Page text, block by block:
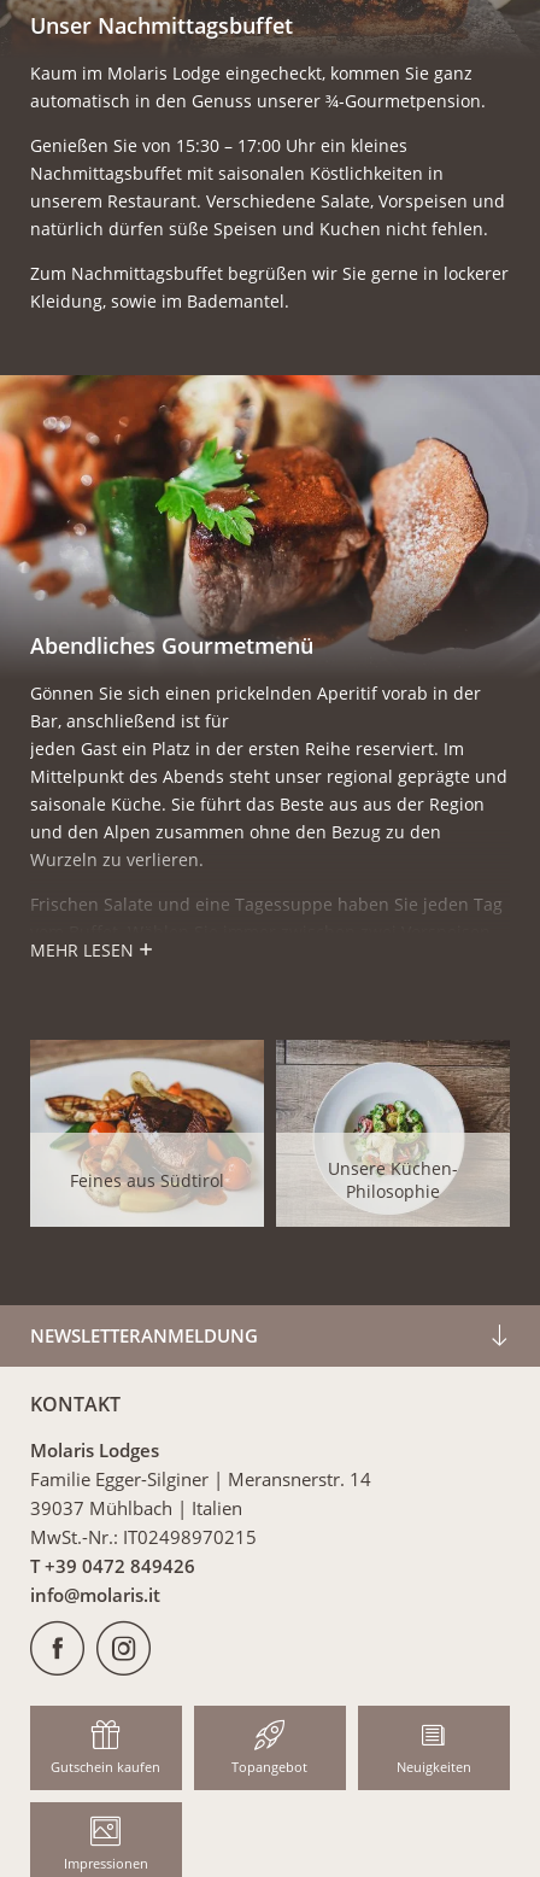
Unser Nachmittagsbuffet
Kaum im Molaris Lodge eingecheckt, kommen Sie ganz
automatisch in den Genuss unserer ¾-Gourmetpension.
Genießen Sie von 15:30 – 17:00 Uhr ein kleines
Nachmittagsbuffet mit saisonalen Köstlichkeiten in
unserem Restaurant. Verschiedene Salate, Vorspeisen und
natürlich dürfen süße Speisen und Kuchen nicht fehlen.
Zum Nachmittagsbuffet begrüßen wir Sie gerne in lockerer
Kleidung, sowie im Bademantel.
Abendliches Gourmetmenü
Gönnen Sie sich einen prickelnden Aperitif vorab in der
Bar, anschließend ist für
jeden Gast ein Platz in der ersten Reihe reserviert. Im
Mittelpunkt des Abends steht unser regional geprägte und
saisonale Küche. Sie führt das Beste aus aus der Region
und den Alpen zusammen ohne den Bezug zu den
Wurzeln zu verlieren.
Frischen Salate und eine Tagessuppe haben Sie jeden Tag
und drei Hauptspeisen. Zum Hauptgang erwarten Sie
genießen Sie verschiedene süße Grüße aus unserer
Patisserie oder eine Auswahl an regionalem Käse.
MEHR LESEN
Feines aus Südtirol
Unsere Küchen-
Philosophie
NEWSLETTERANMELDUNG
KONTAKT
Molaris Lodges
Familie Egger-Silginer | Meransnerstr. 14
39037 Mühlbach | Italien
MwSt.-Nr.: IT02498970215
T +39 0472 849426
info@molaris.it
Gutschein kaufen Topangebot Neuigkeiten
Impressionen